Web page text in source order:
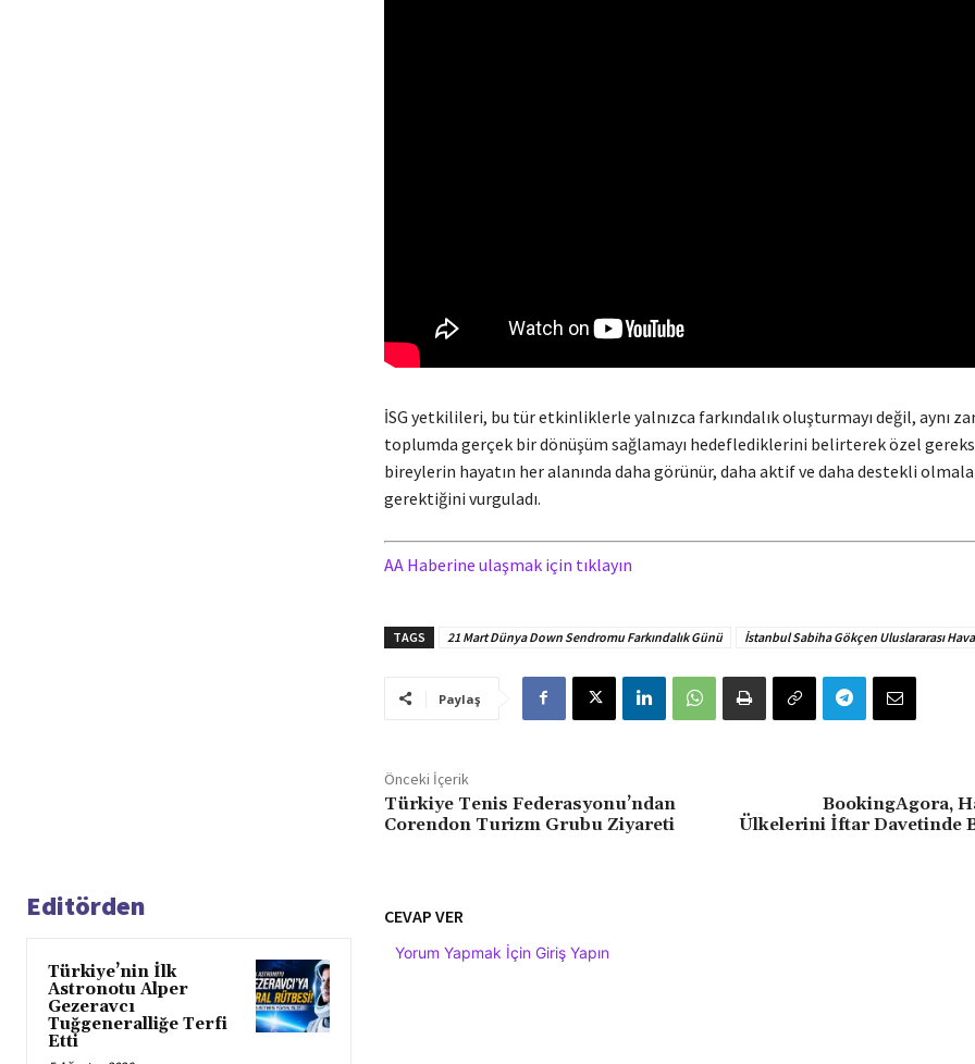
İSG yetkilileri, bu tür etkinliklerle yalnızca farkındalık oluşturmayı değil, aynı
toplumda gerçek bir dönüşüm sağlamayı hedeflediklerini belirterek özel
bireylerin hayatın her alanında daha görünür, daha aktif ve daha destekli
gerektiğini vurguladı.
AA Haberine ulaşmak için tıklayın
TAGS 21 Mart Dünya Down Sendromu Farkındalık Günü İstanbul Sabiha Gökçen Uluslararası
Paylaş
Önceki İçerik
Türkiye Tenis Federasyonu’ndan
Corendon Turizm Grubu Ziyareti
BookingAgora,
Ülkelerini İftar Davetinde
Editörden
Türkiye’nin İlk
Astronotu Alper
Gezeravcı
Tuğgeneralliğe Terfi
Etti
CEVAP VER
Yorum Yapmak İçin Giriş Yapın